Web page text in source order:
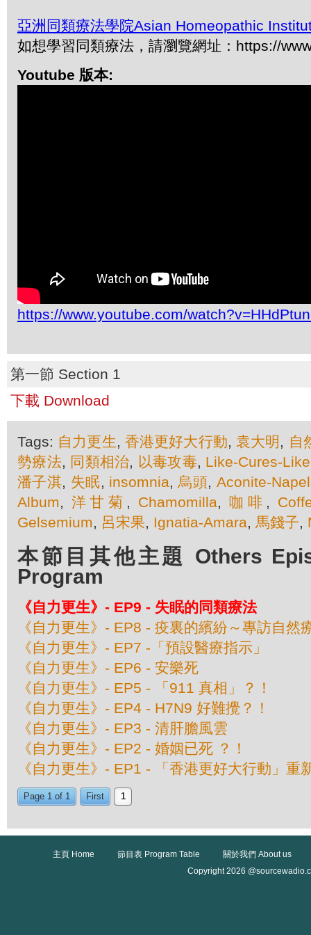
亞洲同類療法學院Asian Homeopathic
如想學習同類療法，請瀏覽網址：https://
Youtube 版本:
https://www.youtube.com/
第一節 Section 1
下載 Download
Tags: 自力更生, 香港更好大行動,袁大明 , 自
勢療法, 同類相治, 以毒攻毒, Like-Cures-Like
潘子淇, 失眠, insomnia, 烏頭, Aconite-
Album,洋甘菊 , Chamomilla, 咖啡 ,
Gelsemium, 呂宋果, Ignatia-Amara, 馬錢子,
本節目其他主題 Others
Program
《自力更生》- EP9 - 失眠的同類療法
《自力更生》- EP8 - 疫裏的繽紛～專訪自然
《自力更生》- EP7 -「預設醫療指示」
《自力更生》- EP6 - 安樂死
《自力更生》- EP5 - 「911 真相」？！
《自力更生》- EP4 - H7N9 好難攪？！
《自力更生》- EP3 - 清肝膽風雲
《自力更生》- EP2 - 婚姻已死 ？！
《自力更生》- EP1 - 「香港更好大行動」重
Page 1 of 1 First 1
主頁 Home 節目表 Program Table
關於我們 About us
Copyright 2026